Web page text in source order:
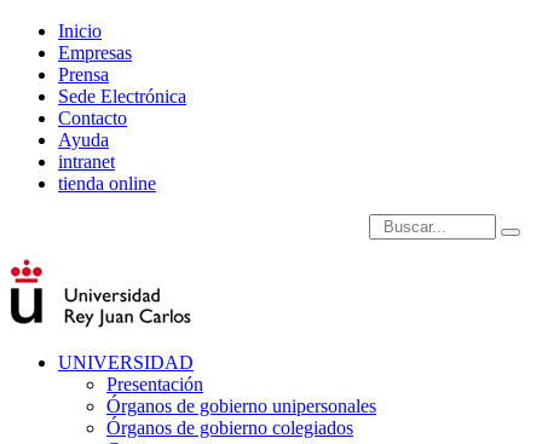
Inicio
Empresas
Prensa
Sede Electrónica
Contacto
Ayuda
intranet
tienda online
Introduce términos de
UNIVERSIDAD
Presentación
Órganos de gobierno unipersonales
Órganos de gobierno colegiados